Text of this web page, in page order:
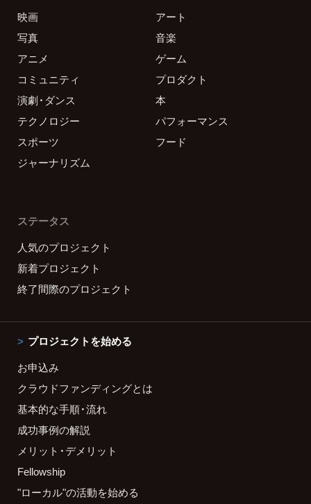
映画
アート
写真
音楽
アニメ
ゲーム
コミュニティ
プロダクト
演劇・ダンス
本
テクノロジー
パフォーマンス
スポーツ
フード
ジャーナリズム
ステータス
人気のプロジェクト
新着プロジェクト
終了間際のプロジェクト
プロジェクトを始める
お申込み
クラウドファンディングとは
基本的な手順・流れ
成功事例の解説
メリット・デメリット
Fellowship
"ローカル"の活動を始める